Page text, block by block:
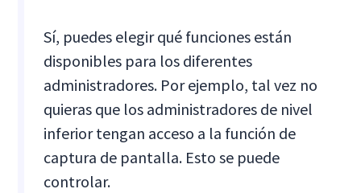
Sí, puedes elegir qué funciones están
disponibles para los diferentes
administradores. Por ejemplo, tal vez no
quieras que los administradores de nivel
inferior tengan acceso a la función de
captura de pantalla. Esto se puede
controlar.